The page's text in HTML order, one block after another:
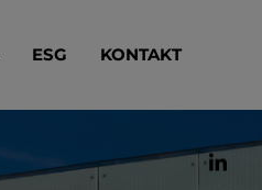
ESG KONTAKT